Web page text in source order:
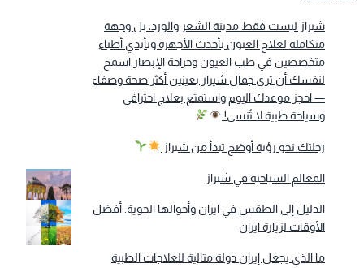
شيراز ليست فقط مدينة الشعر والورد، بل وجهة
متكاملة لعلاج العيون بأحدث الأجهزة وبأيدي أطباء
متخصصين في طب العيون وجراحة الإبصار.اسمح
لنفسك أن ترى جمال شيراز بعينين أكثر صحة وصفاء
— احجز موعدك اليوم واستمتع بعلاج احترافي
وسياحة طبية لا تُنسى!
رحلتك نحو رؤية أوضح تبدأ من شيراز
المعالم السياحية في شيراز
الدليل إلى الطقس في ايران وأحوالها الجوية: أفضل
الأوقات لزيارة ايران
ما الذي يجعل إيران دولة مثالية للعلاجات الطبية